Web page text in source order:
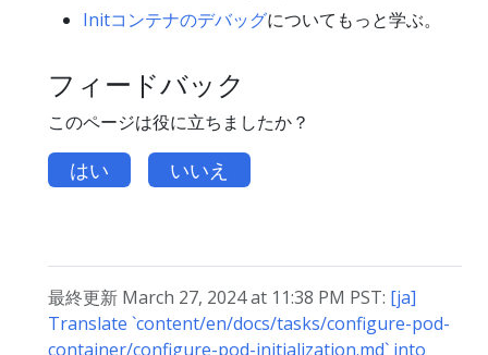
Initコンテナのデバッグについてもっと学ぶ。
フィードバック
このページは役に立ちましたか？
はい いいえ
最終更新 March 27, 2024 at 11:38 PM PST: [ja]
Translate `content/en/docs/tasks/configure-pod-
container/configure-pod-initialization.md` into